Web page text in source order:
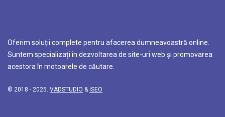
Oferim soluții complete pentru afacerea dumneavoastră online.
Suntem specializați în dezvoltarea de site-uri web și promovarea
acestora în motoarele de căutare.
© 2018 - 2025. VADSTUDIO & iSEO